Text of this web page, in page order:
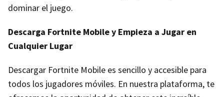
dominar el juego.
Descarga Fortnite Mobile y Empieza a Jugar en
Cualquier Lugar
Descargar Fortnite Mobile es sencillo y accesible para
todos los jugadores móviles. En nuestra plataforma, te